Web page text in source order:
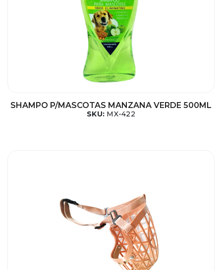
SHAMPO P/MASCOTAS MANZANA VERDE 500ML
SKU: MX-422